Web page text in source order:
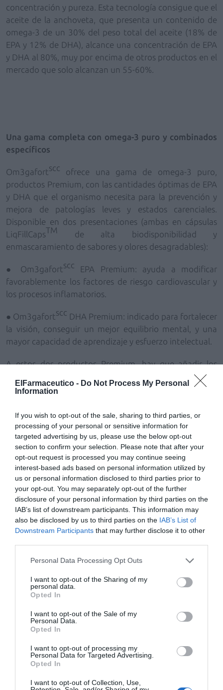
ElFarmaceutico - Do Not Process My Personal
Information
If you wish to opt-out of the sale, sharing to third parties, or
processing of your personal or sensitive information for
targeted advertising by us, please use the below opt-out
section to confirm your selection. Please note that after your
opt-out request is processed you may continue seeing
interest-based ads based on personal information utilized by
us or personal information disclosed to third parties prior to
your opt-out. You may separately opt-out of the further
disclosure of your personal information by third parties on the
IAB’s list of downstream participants. This information may
also be disclosed by us to third parties on the IAB’s List of
Downstream Participants that may further disclose it to other
Personal Data Processing Opt Outs
I want to opt-out of the Sharing of my
personal data.
Opted In
I want to opt-out of the Sale of my
Personal Data.
Opted In
I want to opt-out of processing my
Personal Data for Targeted Advertising.
Opted In
I want to opt-out of Collection, Use,
concentración y pureza. Esta tecnología consigue que el
aceite de la anchoveta, que presenta un contenido de
omega-3 de un 30% del peso total del aceite (18% de
EPA y 12% de DHA), alcance una concentración de EPA
y DHA al 80%, muy por encima de otros productos en el
mercado que solo alcanzan un 55-60%.
Una gama completa con omega-3 puro y combinados
específicos
Om3gafortscc ofrece una gama de omega-3 puro,
productos Premium, con las cantidades óptimas de EPA
y DHA que el organismo necesita para la prevención y
mejora de patologías leves y estados carenciales.
Disponible en dos presentaciones (ambas en cápsulas
LiqFillCapsTM
de alta biodisponibilidad y
enmascaramiento de sabores y olores desagradables):
● Om3gafortscc EPA Premium: ayuda a modificar
favorablemente los factores de riesgo cardiovascular y
los procesos inflamatorios.
● Om3gafortscc DHA Premium: indicado para fortalecer
la visión, conseguir un mejor equilibrio mental, y una
mayor capacidad de aprendizaje y esfuerzo intelectual.
A estos dos productos Premium, hay que añadir los
que combinan el EPA y el DHA
concentrado con otros principios nutricionales que
los síntomas de la menopausia:
● Om3gafortscc Colesterol (EPA y DHA, esteroles
vegetales y resveratrol): regula el colesterol y los
triglicéridos y mejora la circulación.
● Om3gafortsccConcentración (EPA y DHA, vitaminas
12, B6y E, ácido fólico y fosfatidilserina): contribuye a
mantener el esfuerzo mental en situaciones de tensión.
Om3gafort scc Piel (EPA y SDA, resveratrol y coenzima
10): hidrata la piel, la protege frente a las agresiones
externas y la preserva del envejecimiento.
● Om3gafort
Menopausia (EPA y DHA, calcio,
vitamina D3e isoflavonas de soja): fortalece los huesos
relacionados con la menopausia.
Añadir El Farmacéutico
como fuente preferida
de Google de forma gratuita
Mantente informado con las últimas noticias de actualidad.